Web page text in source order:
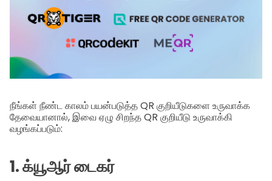
நீங்கள் நீண்ட காலம் பயன்படுத்த QR குறியீடுகளை உருவாக்க
தேவையானால், இவை ஏழு சிறந்த QR குறியீடு உருவாக்கி
வழங்கப்படும்:
1. க்யூஆர் டைகர்